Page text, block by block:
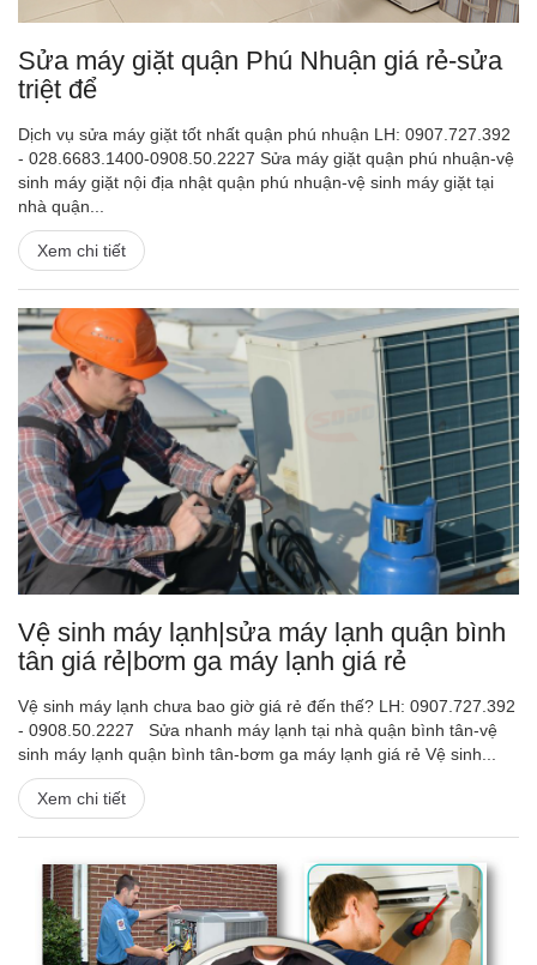
Sửa máy giặt quận Phú Nhuận giá rẻ-sửa
triệt để
Dịch vụ sửa máy giặt tốt nhất quận phú nhuận LH: 0907.727.392
- 028.6683.1400-0908.50.2227 Sửa máy giặt quận phú nhuận-vệ
sinh máy giặt nội địa nhật quận phú nhuận-vệ sinh máy giặt tại
nhà quận...
Xem chi tiết
Vệ sinh máy lạnh|sửa máy lạnh quận bình
tân giá rẻ|bơm ga máy lạnh giá rẻ
Vệ sinh máy lạnh chưa bao giờ giá rẻ đến thế? LH: 0907.727.392
- 0908.50.2227 Sửa nhanh máy lạnh tại nhà quận bình tân-vệ
sinh máy lạnh quận bình tân-bơm ga máy lạnh giá rẻ Vệ sinh...
Xem chi tiết